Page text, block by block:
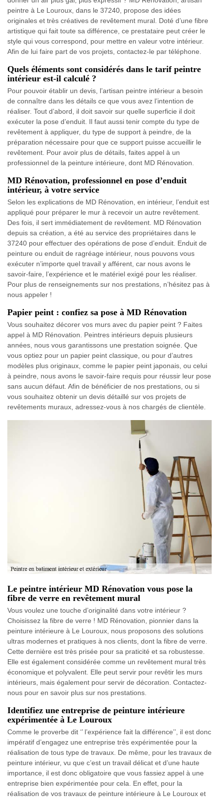
peintre à Le Louroux, dans le 37240, propose des idées
originales et très créatives de revêtement mural. Doté d’une fibre
artistique qui fait toute sa différence, ce prestataire peut créer le
style qui vous correspond, pour mettre en valeur votre intérieur.
Afin de lui faire part de vos projets, contactez-le par téléphone.
Quels éléments sont considérés dans le tarif peintre
intérieur est-il calculé ?
Pour pouvoir établir un devis, l’artisan peintre intérieur a besoin
de connaître dans les détails ce que vous avez l’intention de
réaliser. Tout d’abord, il doit savoir sur quelle superficie il doit
exécuter la pose d’enduit. Il faut aussi tenir compte du type de
revêtement à appliquer, du type de support à peindre, de la
préparation nécessaire pour que ce support puisse accueillir le
revêtement. Pour avoir plus de détails, faites appel à un
professionnel de la peinture intérieure, dont MD Rénovation.
MD Rénovation, professionnel en pose d’enduit
intérieur, à votre service
Selon les explications de MD Rénovation, en intérieur, l’enduit est
appliqué pour préparer le mur à recevoir un autre revêtement.
Des fois, il sert immédiatement de revêtement. MD Rénovation
depuis sa création, a été au service des propriétaires dans le
37240 pour effectuer des opérations de pose d’enduit. Enduit de
peinture ou enduit de ragréage intérieur, nous pouvons vous
exécuter n’importe quel travail y afférent, car nous avons le
savoir-faire, l’expérience et le matériel exigé pour les réaliser.
Pour plus de renseignements sur nos prestations, n’hésitez pas à
nous appeler !
Papier peint : confiez sa pose à MD Rénovation
Vous souhaitez décorer vos murs avec du papier peint ? Faites
appel à MD Rénovation. Peintres intérieurs depuis plusieurs
années, nous vous garantissons une prestation soignée. Que
vous optiez pour un papier peint classique, ou pour d’autres
modèles plus originaux, comme le papier peint japonais, ou celui
à peindre, nous avons le savoir-faire requis pour réussir leur pose
sans aucun défaut. Afin de bénéficier de nos prestations, ou si
vous souhaitez obtenir un devis détaillé sur vos projets de
revêtements muraux, adressez-vous à nos chargés de clientèle.
Le peintre intérieur MD Rénovation vous pose la
fibre de verre en revêtement mural
Vous voulez une touche d’originalité dans votre intérieur ?
Choisissez la fibre de verre ! MD Rénovation, pionnier dans la
peinture intérieure à Le Louroux, nous proposons des solutions
ultras modernes et pratiques à nos clients, dont la fibre de verre.
Cette dernière est très prisée pour sa praticité et sa robustesse.
Elle est également considérée comme un revêtement mural très
économique et polyvalent. Elle peut servir pour revêtir les murs
intérieurs, mais également pour servir de décoration. Contactez-
nous pour en savoir plus sur nos prestations.
Identifiez une entreprise de peinture intérieure
expérimentée à Le Louroux
Comme le proverbe dit ‘’ l’expérience fait la différence’’, il est donc
impératif d’engagez une entreprise très expérimentée pour la
réalisation de tous type de travaux. De même, pour les travaux de
peinture intérieur, vu que c’est un travail délicat et d’une haute
importance, il est donc obligatoire que vous fassiez appel à une
entreprise bien expérimentée pour cela. En effet, pour la
réalisation de vos travaux de peinture intérieure à Le Louroux et